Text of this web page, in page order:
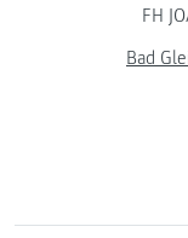
FH
Bad